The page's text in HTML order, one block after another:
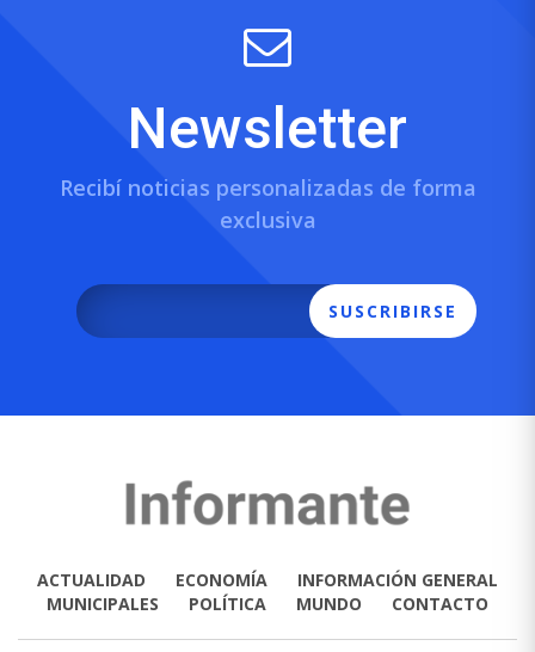
Newsletter
Recibí noticias personalizadas de forma
exclusiva
SUSCRIBIRSE
ACTUALIDAD ECONOMÍA
INFORMACIÓN GENERAL
MUNICIPALES
POLÍTICA MUNDO CONTACTO